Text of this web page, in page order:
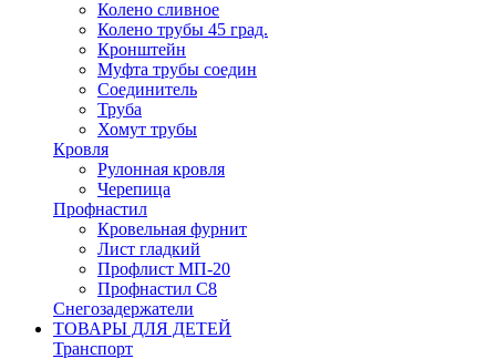
Колено сливное
Колено трубы 45 град.
Кронштейн
Муфта трубы соедин
Соединитель
Труба
Хомут трубы
Кровля
Рулонная кровля
Черепица
Профнастил
Кровельная фурнит
Лист гладкий
Профлист МП-20
Профнастил С8
Снегозадержатели
ТОВАРЫ ДЛЯ ДЕТЕЙ
Транспорт